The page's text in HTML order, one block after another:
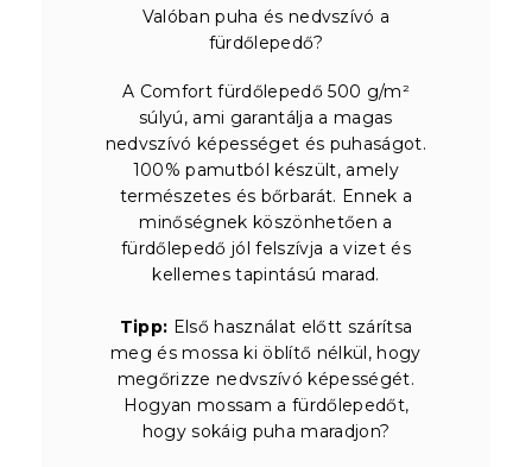
Valóban puha és nedvszívó a
fürdőlepedő?
A Comfort fürdőlepedő 500 g/m²
súlyú, ami garantálja a magas
nedvszívó képességet és puhaságot.
100% pamutból készült, amely
természetes és bőrbarát. Ennek a
minőségnek köszönhetően a
fürdőlepedő jól felszívja a vizet és
kellemes tapintású marad.
Tipp: Első használat előtt szárítsa
meg és mossa ki öblítő nélkül, hogy
megőrizze nedvszívó képességét.
Hogyan mossam a fürdőlepedőt,
hogy sokáig puha maradjon?